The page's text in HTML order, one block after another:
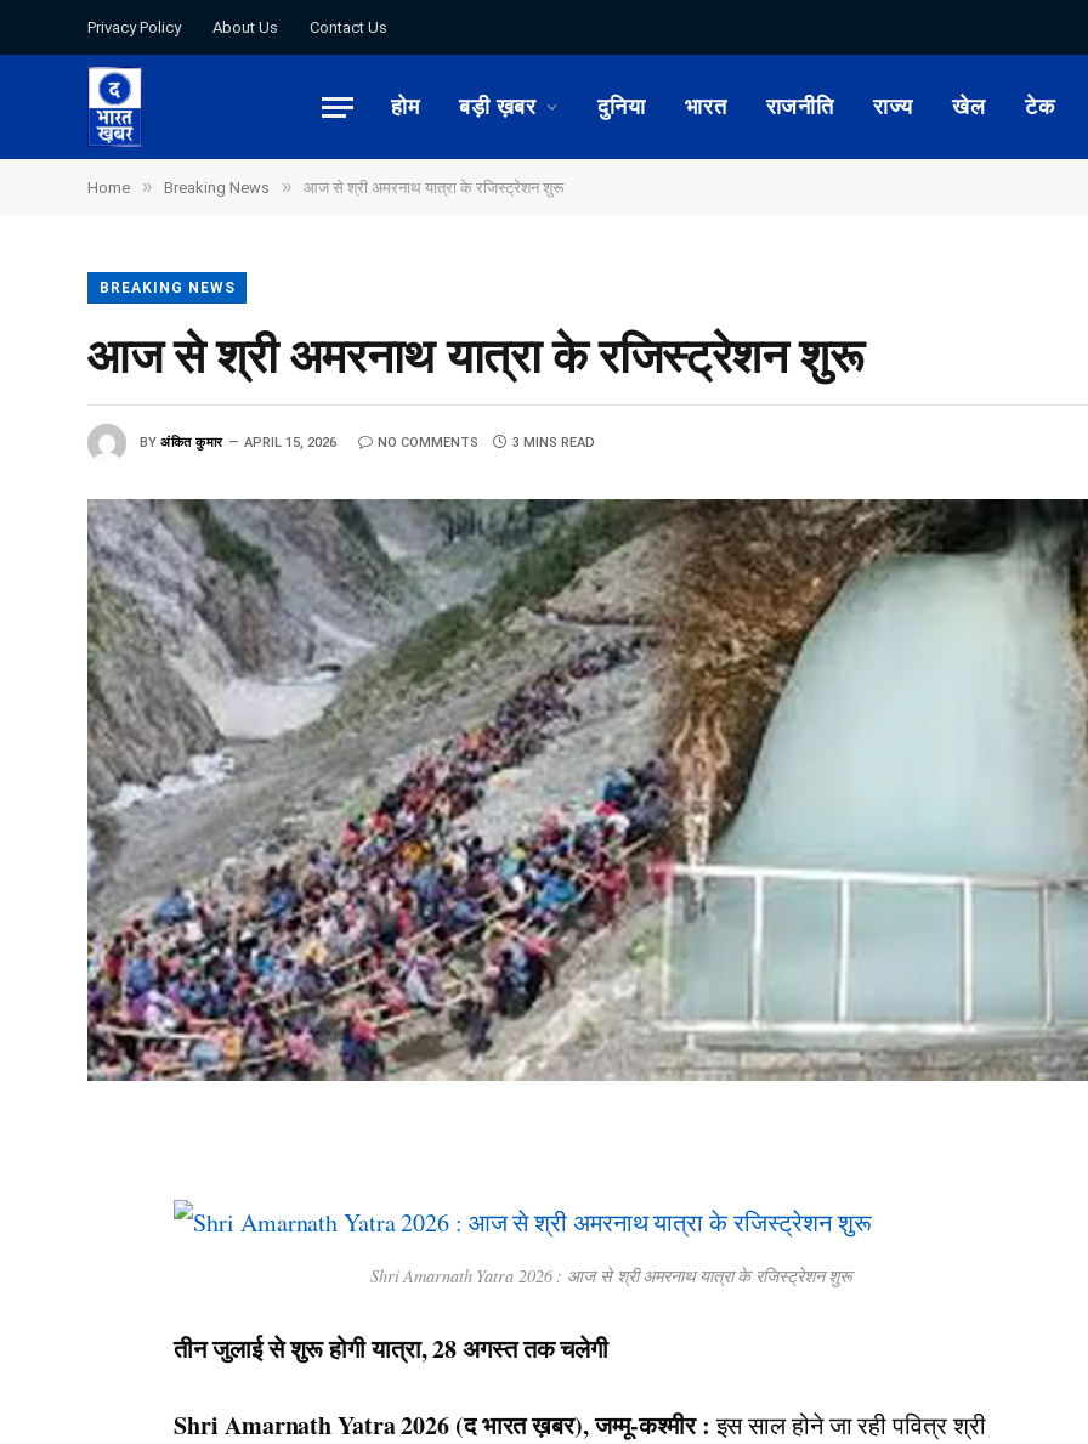
Privacy Policy About Us Contact Us
होम बड़ी ख़बर दुनिया भारत राजनीति राज्य खेल टेक
Home » Breaking News » आज से श्री अमरनाथ यात्रा के रजिस्ट्रेशन शुरू
BREAKING NEWS
आज से श्री अमरनाथ यात्रा के रजिस्ट्रेशन शुरू
BY अंकित कुमार APRIL 15, 2026 NO COMMENTS 3 MINS READ
Shri Amarnath Yatra 2026 : आज से श्री अमरनाथ यात्रा के रजिस्ट्रेशन शुरू
तीन जुलाई से शुरू होगी यात्रा, 28 अगस्त तक चलेगी
Shri Amarnath Yatra 2026 (द भारत ख़बर), जम्मू-कश्मीर : इस साल होने जा रही पवित्र श्री